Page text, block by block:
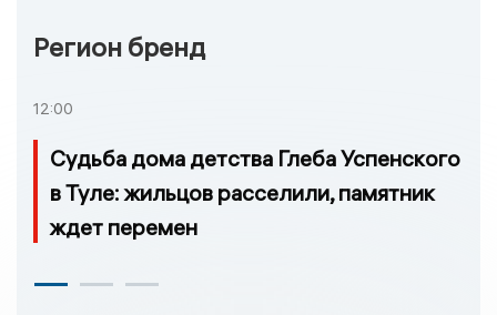
Регион бренд
12:00
Судьба дома детства Глеба Успенского
в Туле: жильцов расселили, памятник
ждет перемен